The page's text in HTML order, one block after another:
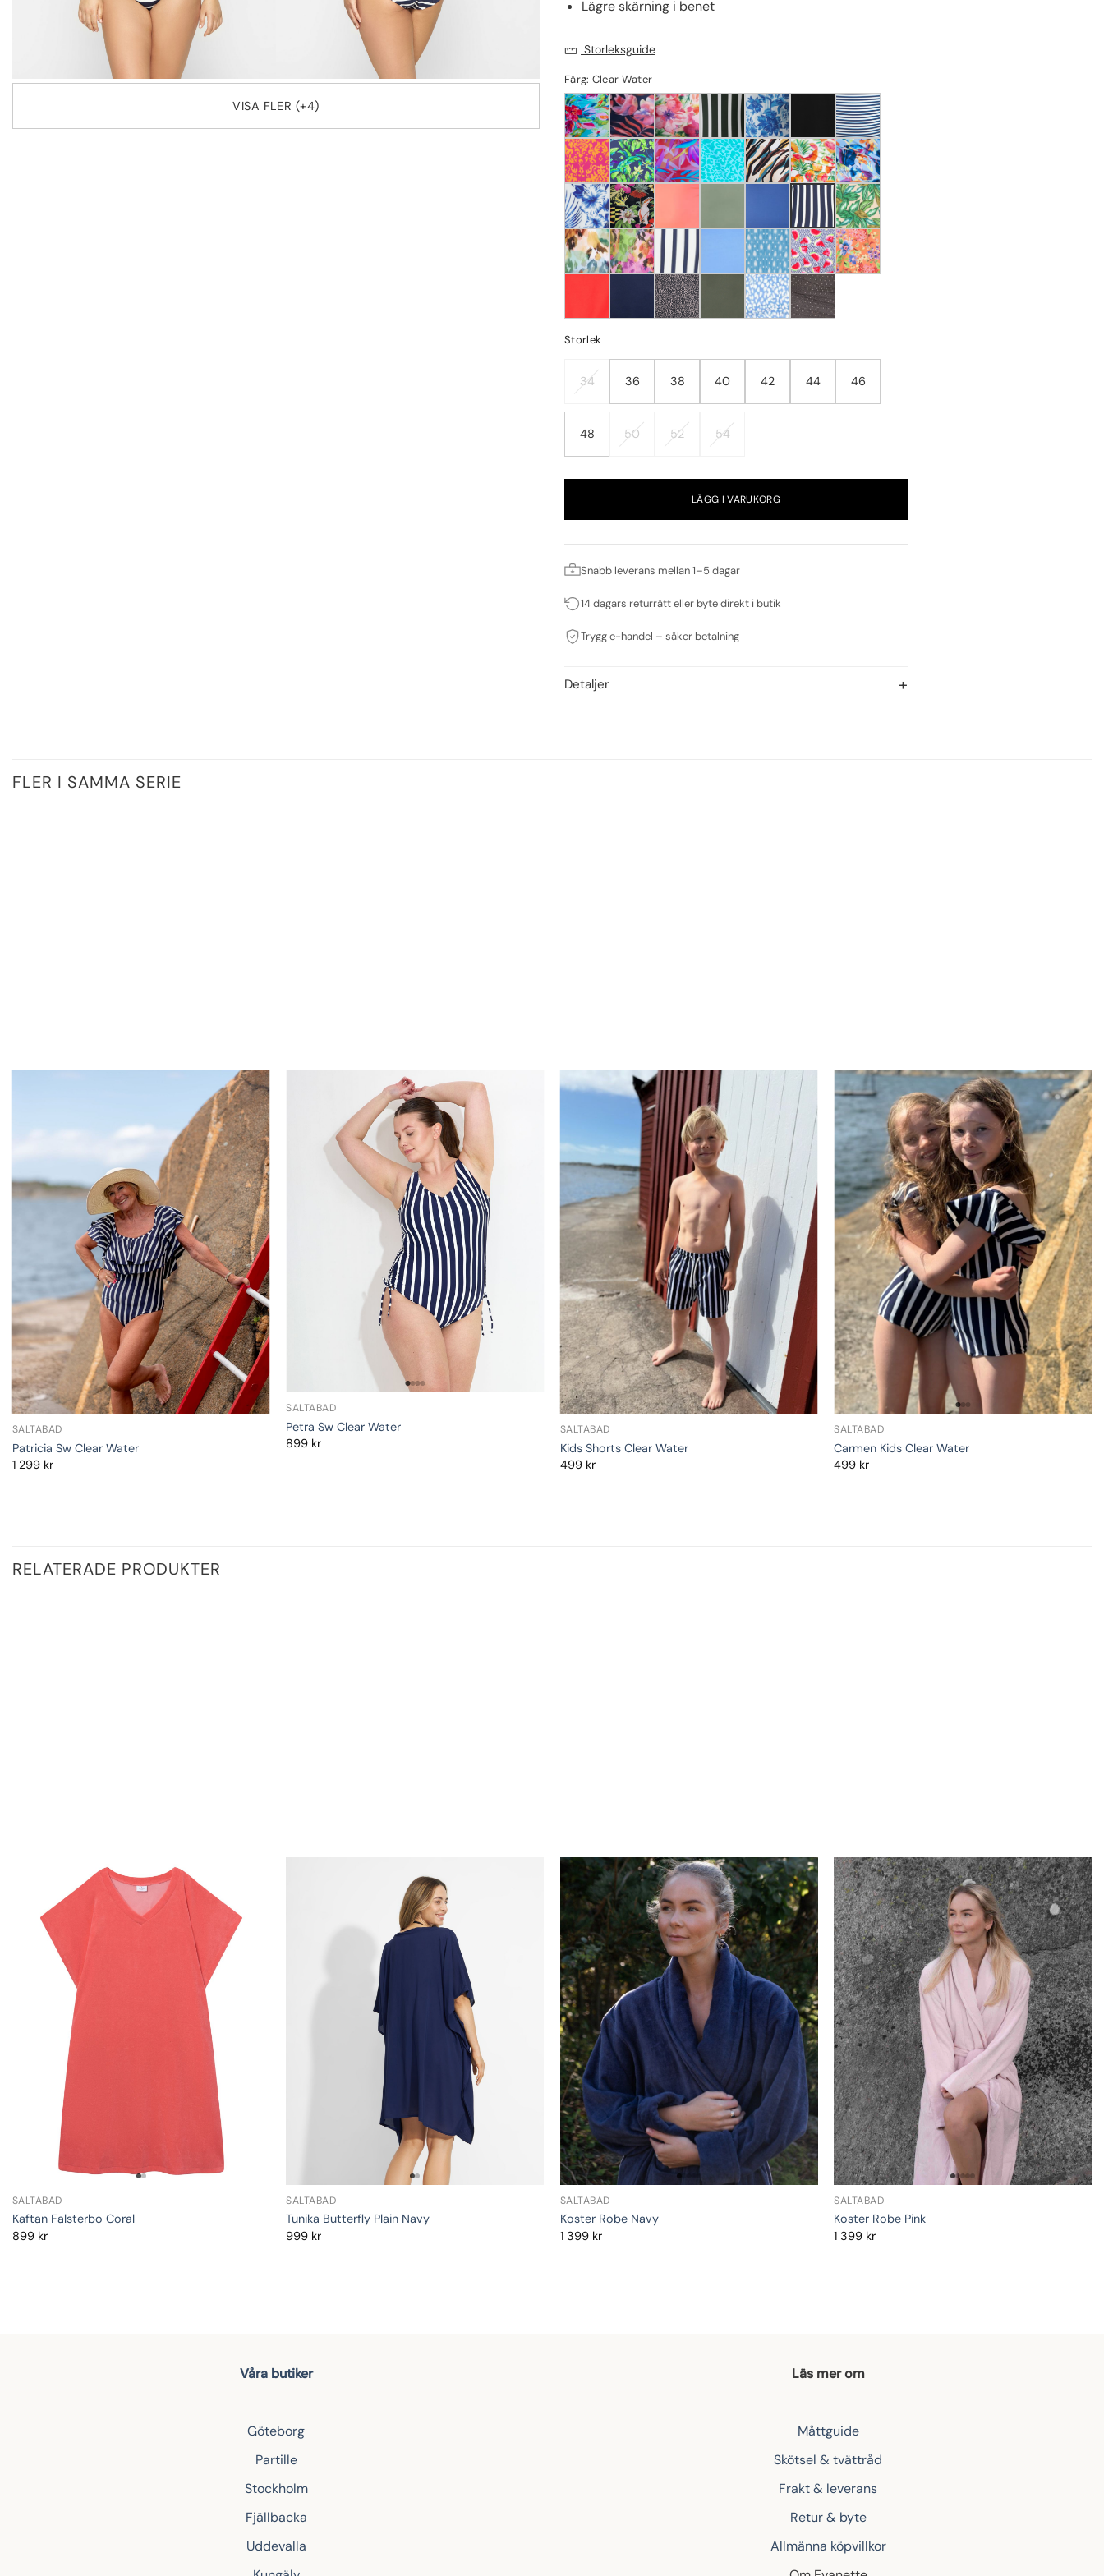
VISA FLER (+4)
Lägre skärning i benet
Storleksguide
Färg: Clear Water
Storlek
34 36 38 40 42 44 46
48 50 52 54
LÄGG I VARUKORG
Snabb leverans mellan 1–5 dagar
14 dagars returrätt eller byte direkt i butik
Trygg e-handel – säker betalning
Detaljer
FLER I SAMMA SERIE
SALTABAD
Patricia Sw Clear Water
1 299 kr
SALTABAD
Petra Sw Clear Water
899 kr
SALTABAD
Kids Shorts Clear Water
499 kr
SALTABAD
Carmen Kids Clear Water
499 kr
RELATERADE PRODUKTER
SALTABAD
Kaftan Falsterbo Coral
899 kr
SALTABAD
Tunika Butterfly Plain Navy
999 kr
SALTABAD
Koster Robe Navy
1 399 kr
SALTABAD
Koster Robe Pink
1 399 kr
Våra butiker
Göteborg
Partille
Stockholm
Fjällbacka
Uddevalla
Läs mer om
Måttguide
Skötsel & tvättråd
Frakt & leverans
Retur & byte
Allmänna köpvillkor